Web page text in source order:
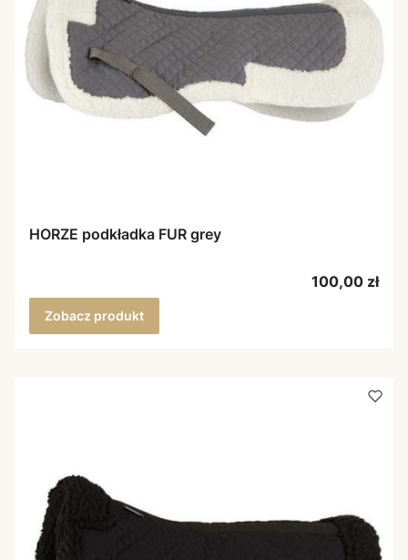
HORZE podkładka FUR grey
Cena
100,00 zł
Zobacz produkt